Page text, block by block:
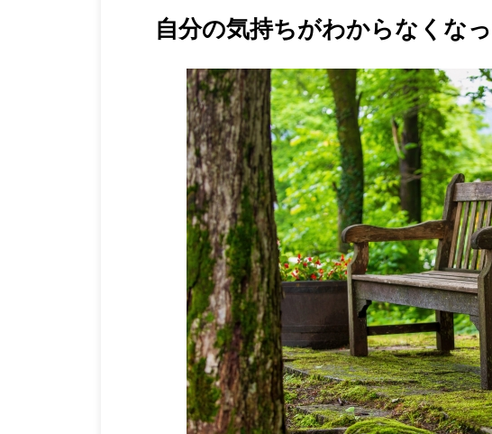
自分の気持ちがわからなくな